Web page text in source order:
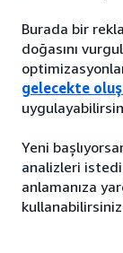
Burada bir
doğasını
gelecekte
Yeni
analizleri
anlamanıza